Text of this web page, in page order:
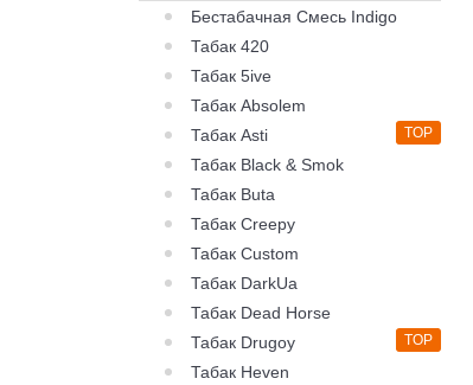
Бестабачная Смесь Indigo
Табак 420
Табак 5ive
Табак Absolem
Табак Asti
TOP
Табак Black & Smok
Табак Buta
Табак Creepy
Табак Custom
Табак DarkUa
Табак Dead Horse
Табак Drugoy
TOP
Табак Heven